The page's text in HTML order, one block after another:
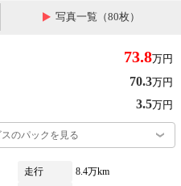
写真一覧（80枚）
73.8万円
70.3万円
3.5万円
のパックを見る
走行
8.4万km